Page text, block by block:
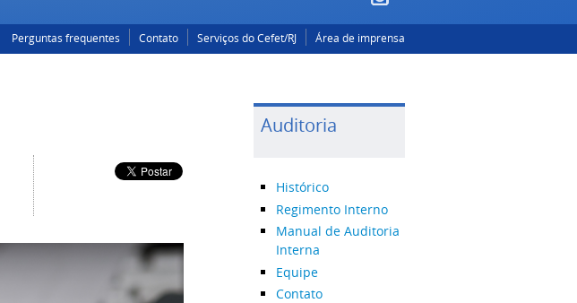
Perguntas frequentes Contato Serviços do Cefet/RJ Área de imprensa
Auditoria
Histórico
Regimento Interno
Manual de Auditoria
Interna
Equipe
Contato